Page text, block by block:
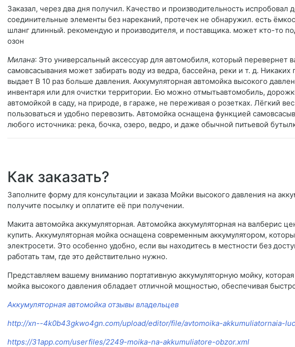
Заказал, через два дня получил. Качество и производительность
соединительные элементы без нареканий, протечек не обнаружил. есть
шланг длинный. рекомендую и производителя, и поставщика. может кто-то
озон
Милана: Это универсальный аксессуар для автомобиля, который
самовсасывания может забирать воду из ведра, бассейна, реки и т. д.
выдает В 10 раз больше давления. Аккумуляторная автомойка высокого
инвентаря или для очистки территории. Ею можно отмытьавтомобиль,
автомойкой в саду, на природе, в гараже, не переживая о розетках. Лёгкий
пользоваться и удобно перевозить. Автомойка оснащена функцией
любого источника: река, бочка, озеро, ведро, и даже обычной питьевой
Как заказать?
Заполните форму для консультации и заказа Мойки высокого давления на
получите посылку и оплатите её при получении.
Макита автомойка аккумуляторная. Автомойка аккумуляторная на валберис
купить. Аккумуляторная мойка оснащена современным аккумулятором,
электросети. Это особенно удобно, если вы находитесь в местности без
работать там, где это действительно нужно.
Представляем вашему вниманию портативную аккумуляторную мойку,
мойка высокого давления обладает отличной мощностью, обеспечивая
Аккумуляторная автомойка отзывы владельцев
http://xn--4k0b43gkwo4gn.com/upload/editor/file/avtomoika-akkumuliatornaia-
https://31app.com/userfiles/2249-moika-na-akkumuliatore-obzor.xml